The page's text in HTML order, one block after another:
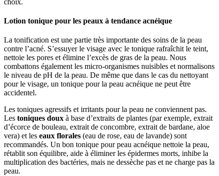
Lotion tonique pour les peaux à tendance acnéique
La tonification est une partie très importante des soins de la peau
contre l’acné. S’essuyer le visage avec le tonique rafraîchit le teint,
nettoie les pores et élimine l’excès de gras de la peau. Nous
combattons également les micro-organismes nuisibles et normalisons
le niveau de pH de la peau. De même que dans le cas du nettoyant
pour le visage, un tonique pour la peau acnéique ne peut être
accidentel.
Les toniques agressifs et irritants pour la peau ne conviennent pas.
Les toniques doux à base d’extraits de plantes (par exemple, extrait
d’écorce de bouleau, extrait de concombre, extrait de bardane, aloe
vera) et les eaux florales (eau de rose, eau de lavande) sont
recommandés. Un bon tonique pour peau acnéique nettoie la peau,
rétablit son équilibre, aide à éliminer les épidermes morts, inhibe la
multiplication des bactéries, mais ne dessèche pas et ne charge pas la
peau.